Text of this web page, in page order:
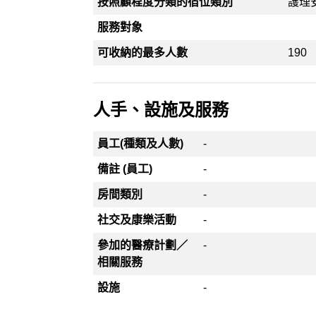
服務對象
可收納的最多人數 190
人手、設施及服務
員工(種類及人數) -
備註 (員工) -
房間類別 -
社交及康樂活動 -
參加的醫療計劃／
相關服務
-
設施 -